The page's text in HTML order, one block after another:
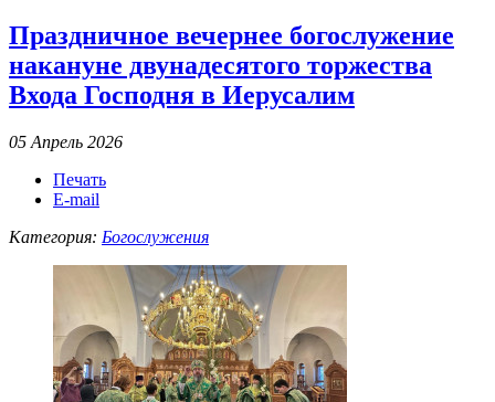
Праздничное вечернее богослужение
накануне двунадесятого торжества
Входа Господня в Иерусалим
05 Апрель 2026
Печать
E-mail
Категория: Богослужения